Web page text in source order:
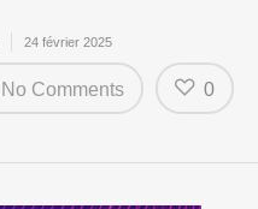
24 février 2025
No Comments 0